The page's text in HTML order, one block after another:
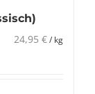
24,95 €/ kg